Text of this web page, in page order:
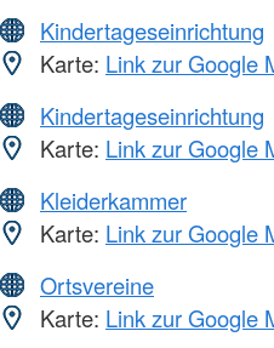
Kindertageseinrichtung
Karte: Link zur Google
Kindertageseinrichtung
Karte: Link zur Google
Kleiderkammer
Karte: Link zur Google
Ortsvereine
Karte: Link zur Google